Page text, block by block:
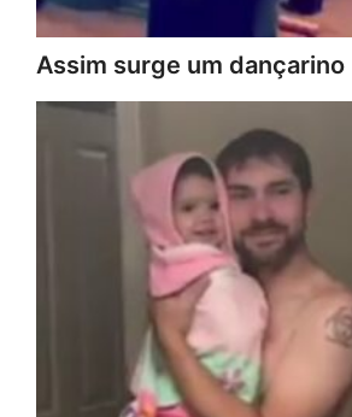
Assim surge um dançarino